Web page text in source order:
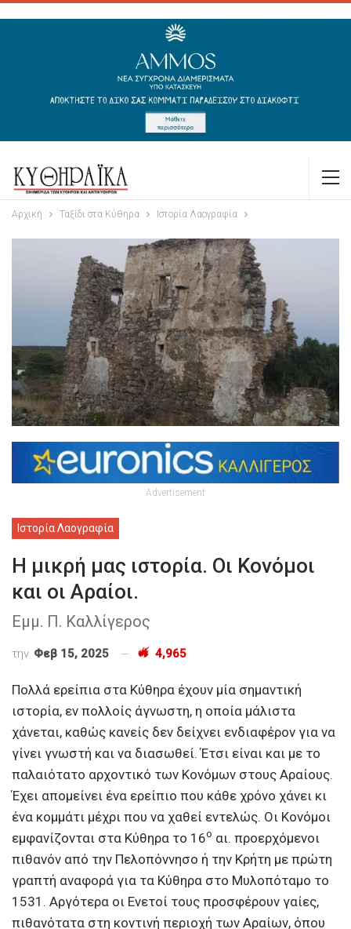
Αρχική Ταξίδι στα Κύθηρα Ιστορία Λαογραφία
Advertisement
Ιστορία Λαογραφία
Η μικρή μας ιστορία. Οι Κονόμοι
και οι Αραίοι.
Εμμ. Π. Καλλίγερος
την Φεβ 15, 2025 4,965
Πολλά ερείπια στα Κύθηρα έχουν μία σημαντική
ιστορία, εν πολλοίς άγνωστη, η οποία μάλιστα
χάνεται, καθώς κανείς δεν δείχνει ενδιαφέρον για να
γίνει γνωστή και να διασωθεί. Έτσι είναι και με το
παλαιότατο αρχοντικό των Κονόμων στους Αραίους.
Έχει απομείνει ένα ερείπιο που κάθε χρόνο χάνει κι
ένα κομμάτι μέχρι που να χαθεί εντελώς. Οι Κονόμοι
εμφανίζονται στα Κύθηρα το 16ο αι. προερχόμενοι
πιθανόν από την Πελοπόννησο ή την Κρήτη με πρώτη
γραπτή αναφορά για τα Κύθηρα στο Μυλοπόταμο το
1531. Αργότερα οι Ενετοί τους προσφέρουν γαίες,
πιθανότατα στη κοντινή περιοχή των Αραίων, όπου